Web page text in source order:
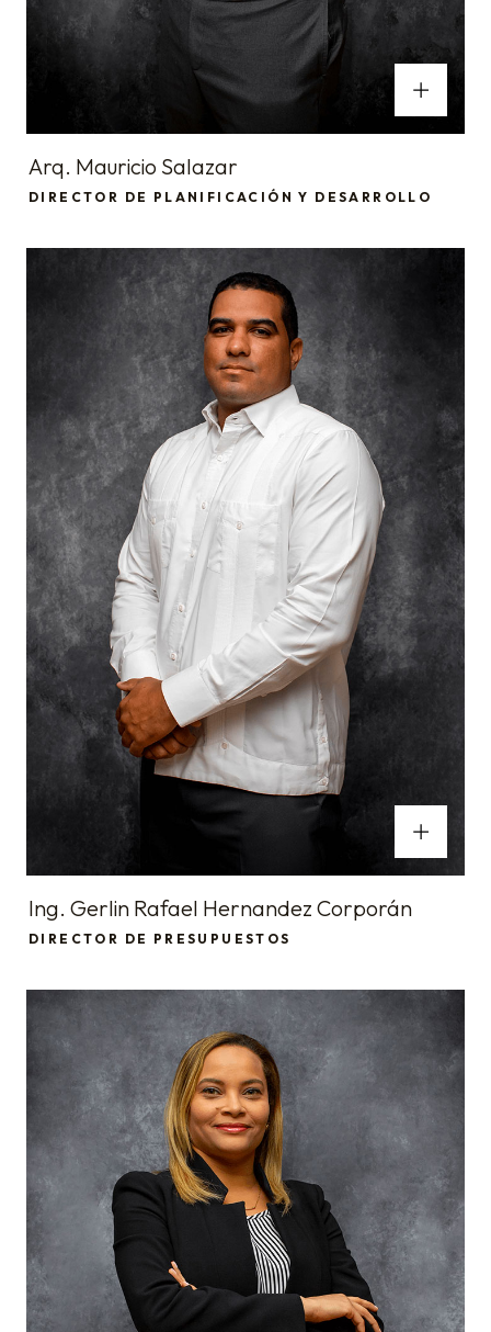
Arq. Mauricio Salazar
DIRECTOR DE PLANIFICACIÓN Y DESARROLLO
Ing. Gerlin Rafael Hernandez Corporán
DIRECTOR DE PRESUPUESTOS